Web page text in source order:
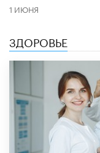
1 ИЮНЯ
ЗДОРОВЬЕ